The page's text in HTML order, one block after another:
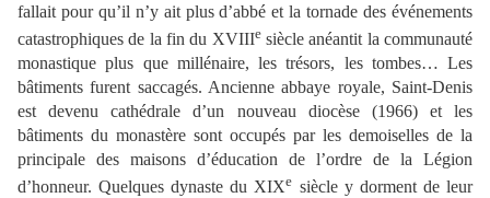
fallait pour qu’il n’y ait plus d’abbé et la tornade des événements
catastrophiques de la fin du XVIIIesiècle anéantit la communauté
monastique plus que millénaire, les trésors, les tombes… Les
bâtiments furent saccagés. Ancienne abbaye royale, Saint-Denis
est devenu cathédrale d’un nouveau diocèse (1966) et les
bâtiments du monastère sont occupés par les demoiselles de la
principale des maisons d’éducation de l’ordre de la Légion
d’honneur. Quelques dynaste du XIXe siècle y dorment de leur